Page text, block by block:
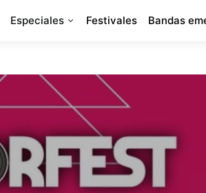
Especiales Festivales Bandas